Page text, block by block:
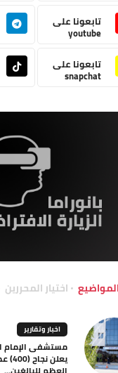
تابعونا على
youtube
تابعونا على
snapchat
اختيار المحررين
اخبار وتقارير
مستشفى الإمام
يعلن